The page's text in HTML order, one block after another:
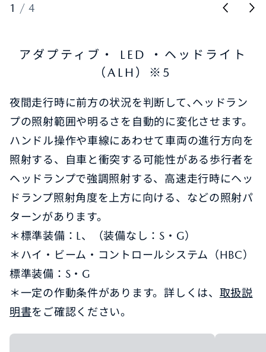
1 / 4
アダプティブ・ LED ・ヘッドライト
（ALH）※5
夜間走行時に前方の状況を判断して､ヘッドラン
プの照射範囲や明るさを自動的に変化させます。
ハンドル操作や車線にあわせて車両の進行方向を
照射する、自車と衝突する可能性がある歩行者を
ヘッドランプで強調照射する、高速走行時にヘッ
ドランプ照射角度を上方に向ける、などの照射パ
ターンがあります。
＊標準装備：L、（装備なし：S・G）
＊ハイ・ビーム・コントロールシステム（HBC）
標準装備：S・G
＊一定の作動条件があります。詳しくは、 取扱説
明書をご確認ください。